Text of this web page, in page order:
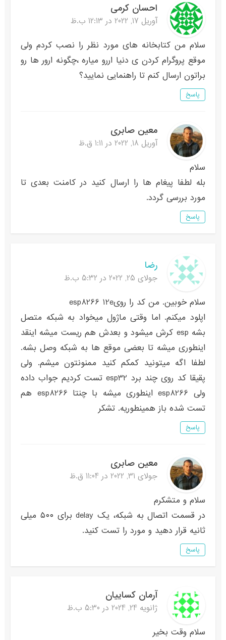
احسان کرمی
آوریل 17, 2022 در 12:13 ب.ظ
سلام من کتابخانه های مورد نظر را نصب کردم ولی
موقع پروگرام کردن ی دنیا اررو میاره ،چگونه ارور ها رو
براتون ارسال کنم تا راهنمایی نمایید؟
پاسخ
معین صابری
آوریل 18, 2022 در 1:11 ق.ظ
سلام
بله لطفا پیغام ها را ارسال کنید در کامنت بعدی تا
مورد بررسی گردد.
پاسخ
رضا
جولای 25, 2022 در 5:32 ب.ظ
سلام خوبین. من کد را رویesp8266 12e
اپلود میکنم. اما وقتی ماژول میخواد به شبکه متصل
بشه esp کرش میشود و بعدش هم ریست میشه اینقد
اینطوری میشه تا بعضی موقع ها به شبکه وصل بشه.
لطفا اگه میتونید کمکم کنید ممنونتون میشم. ولی
پقیقا کد روی چند برد esp32 تست کردیم جواب داده
ولی esp8266 اینطوری میشه با چنتا esp8266 هم
تست شده باز همینطوریه. تشکر
پاسخ
معین صابری
جولای 31, 2022 در 11:04 ق.ظ
سلام و متشکرم
در قسمت اتصال به شبکه، یک delay برای ۵۰۰ میلی
ثانیه قرار دهید و مورد را تست کنید.
پاسخ
آرمان کساییان
ژانویه 24, 2024 در 5:30 ب.ظ
سلام وقت بخیر